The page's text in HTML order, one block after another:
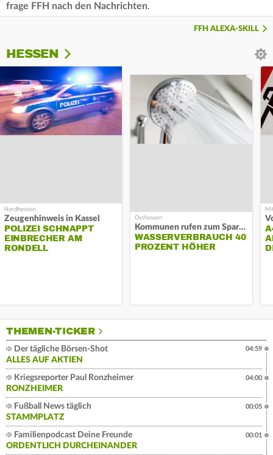
frage FFH nach den Nachrichten.
FFH ALEXA-SKILL
HESSEN
Zeugenhinweis in Kassel
POLIZEI SCHNAPPT
EINBRECHER AM
RONDELL
Kommunen rufen zum Sparen auf
WASSERVERBRAUCH 40
PROZENT HÖHER
THEMEN-TICKER
Der tägliche Börsen-Shot
ALLES AUF AKTIEN
04:59
Kriegsreporter Paul Ronzheimer
RONZHEIMER
04:00
Fußball News täglich
STAMMPLATZ
00:05
Familienpodcast Deine Freunde
ORDENTLICH DURCHEINANDER
00:01